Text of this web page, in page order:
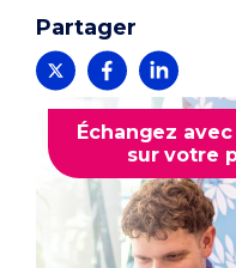
Partager
Échangez
sur votre